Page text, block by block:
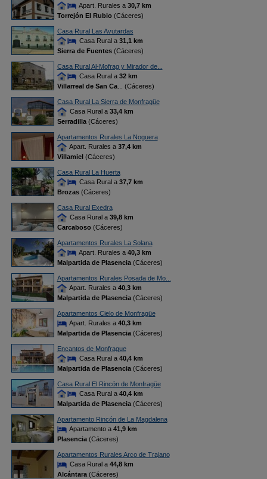
Apart. Rurales a 30,7 km
Torrejón El Rubio(Cáceres)
Casa Rural Las Avutardas
Casa Rural a 31,1 km
Sierra de Fuentes(Cáceres)
Casa Rural Al-Mofrag y Mirador de...
Casa Rural a 32 km
Villarreal de San Ca... (Cáceres)
Casa Rural La Sierra de Monfragüe
Casa Rural a 33,4 km
Serradilla(Cáceres)
Apartamentos Rurales La Noguera
Apart. Rurales a 37,4 km
Villamiel(Cáceres)
Casa Rural La Huerta
Casa Rural a 37,7 km
Brozas(Cáceres)
Casa Rural Exedra
Casa Rural a 39,8 km
Carcaboso(Cáceres)
Apartamentos Rurales La Solana
Apart. Rurales a 40,3 km
Malpartida de Plasencia(Cáceres)
Apartamentos Rurales Posada de Mo...
Apart. Rurales a 40,3 km
Malpartida de Plasencia(Cáceres)
Apartamentos Cielo de Monfragüe
Apart. Rurales a 40,3 km
Malpartida de Plasencia(Cáceres)
Encantos de Monfrague
Casa Rural a 40,4 km
Malpartida de Plasencia(Cáceres)
Casa Rural El Rincón de Monfragüe
Casa Rural a 40,4 km
Malpartida de Plasencia(Cáceres)
Apartamento Rincón de La Magdalena
Apartamento a 41,9 km
Plasencia(Cáceres)
Apartamentos Rurales Arco de Trajano
Casa Rural a 44,8 km
Alcántara(Cáceres)